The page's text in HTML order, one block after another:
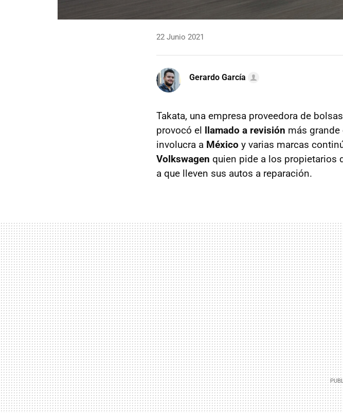
22 Junio 2021
Gerardo García
Takata, una empresa proveedora de
provocó el llamado a revisión más
involucra a México y varias marcas
Volkswagen quien pide a los propietarios
a que lleven sus autos a reparación.